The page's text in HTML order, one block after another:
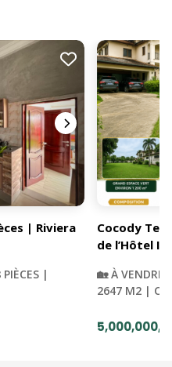
| Riviera
|
Cocody
de l’Hôtel
🏡 À VENDRE
2647 M2 |